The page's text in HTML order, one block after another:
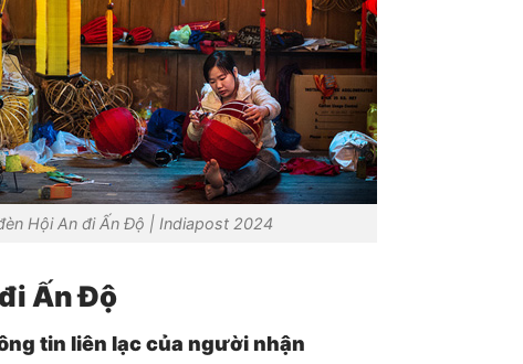
Hội An đi Ấn Độ | Indiapost 2024
Ấn Độ
tin liên lạc của người nhận